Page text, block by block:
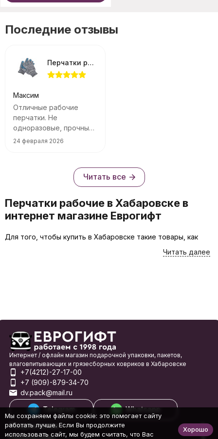
Последние отзывы
Перчатки рабочие х/б с точками серые
Максим
Отличные рабочие
перчатки. Не
одноразовые, прочные.
Да еще за такую цену.
24 февраля 2026
Читать все
Перчатки рабочие в Хабаровске в
интернет магазине Еврогифт
Для того, чтобы купить в Хабаровске такие товары, как
Перчатки рабочие , лучше всего воспользоваться
каталогом интернет-магазина Еврогифт. Вы можете
как Перчатки рабочие , сгруппированы по подразделам на
основе важнейших критериев, что делает поиск нужного
товара понятным и быстрым. При необходимости можно
также воспользоваться формой поиска по товарам,
расположенной в верхней части страницы, которая
поможет Вам выбрать и заказать онлайн все необходимое
или получить подробную информацию.
Для жителей Хабаровска у нас предусмотрена бесплатная
доставка от 2000 рублей.
Читать далее
Интернет / офлайн магазин подарочной упаковки, пакетов,
влаговпитывающих и грязесборных ковриков в Хабаровске
+7(4212)-27-17-00
+7 (909)-879-34-70
dv.pack@mail.ru
Telegram
Whatsapp
Покупателям
Покупателю
Мы сохраняем файлы cookie: это помогает сайту
работать лучше. Если Вы продолжите
использовать сайт, мы будем считать, что Вас
Хорошо